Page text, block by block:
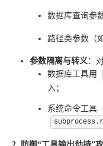
数据库查询参
路径类参数（
参数隔离与转义：
数据库工具用
入；
系统命令工具